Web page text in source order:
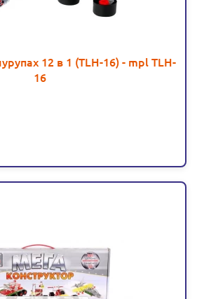
12 в 1 (TLH-16) - mpl TLH-
16